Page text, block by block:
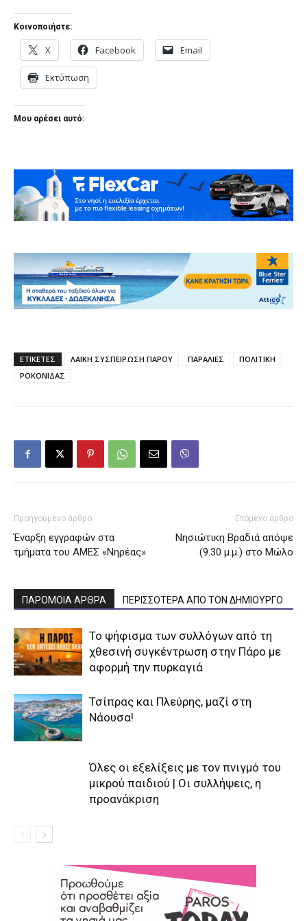
Κοινοποιήστε:
X Facebook Email
Εκτύπωση
Μου αρέσει αυτό:
ΕΤΙΚΕΤΕΣ ΛΑΪΚΗ ΣΥΣΠΕΙΡΩΣΗ ΠΑΡΟΥ ΠΑΡΑΛΙΕΣ
ΠΟΛΙΤΙΚΗ
ΡΟΚΟΝΙΔΑΣ
Προηγούμενο άρθρο
Έναρξη εγγραφών στα
τμήματα του ΑΜΕΣ «Νηρέας»
Επόμενο άρθρο
Νησιώτικη Βραδιά απόψε
(9.30 μ.μ.) στο Μώλο
ΠΑΡΟΜΟΙΑ ΑΡΘΡΑ ΠΕΡΙΣΣΟΤΕΡΑ ΑΠΟ ΤΟΝ ΔΗΜΙΟΥΡΓΟ
Το ψήφισμα των συλλόγων από τη
χθεσινή συγκέντρωση στην Πάρο με
αφορμή την πυρκαγιά
Τσίπρας και Πλεύρης, μαζί στη
Νάουσα!
Όλες οι εξελίξεις με τον πνιγμό του
μικρού παιδιού | Οι συλλήψεις, η
προανάκριση